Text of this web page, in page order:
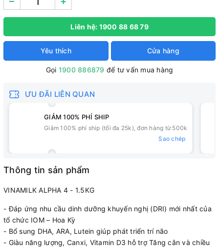
Liên hệ: 1900 88 68 79
Yêu thích Cửa hàng
Gọi 1900 886879 để tư vấn mua hàng
ƯU ĐÃI LIÊN QUAN
GIẢM 100% PHÍ SHIP
Giảm 100% phí ship (tối đa 25k), đơn hàng từ 500k
Sao chép
Thông tin sản phẩm
VINAMILK ALPHA 4 - 1.5KG
- Đáp ứng nhu cầu dinh dưỡng khuyến nghị (DRI) mới nhất của
tổ chức IOM – Hoa Kỳ
- Bổ sung DHA, ARA, Lutein giúp phát triển trí não
- Giàu năng lượng, Canxi, Vitamin D3 hỗ trợ Tăng cân và chiều